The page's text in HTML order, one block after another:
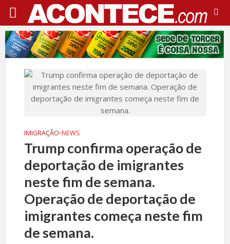
IMIGRAÇÃO•NEWS
Trump confirma operação de
deportação de imigrantes
neste fim de semana.
Operação de deportação de
imigrantes começa neste fim
de semana.